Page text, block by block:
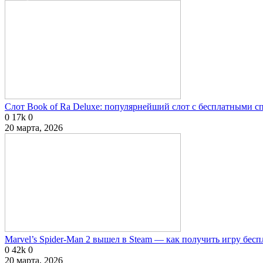
Слот Book of Ra Deluxe: популярнейший слот с бесплатными
0 17k 0
20 марта, 2026
Marvel’s Spider-Man 2 вышел в Steam — как получить игру
0 42k 0
20 марта, 2026